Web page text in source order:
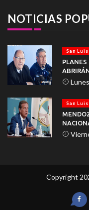
NOTICIAS
San Luis
PLANES
San Luis
Copyright